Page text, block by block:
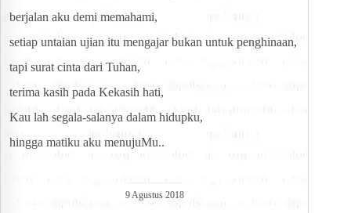
berjalan aku demi memahami,
setiap untaian ujian itu mengajar bukan untuk penghinaan,
tapi surat cinta dari Tuhan,
terima kasih pada Kekasih hati,
Kau lah segala-salanya dalam hidupku,
hingga matiku aku menujuMu..
9 Agustus 2018